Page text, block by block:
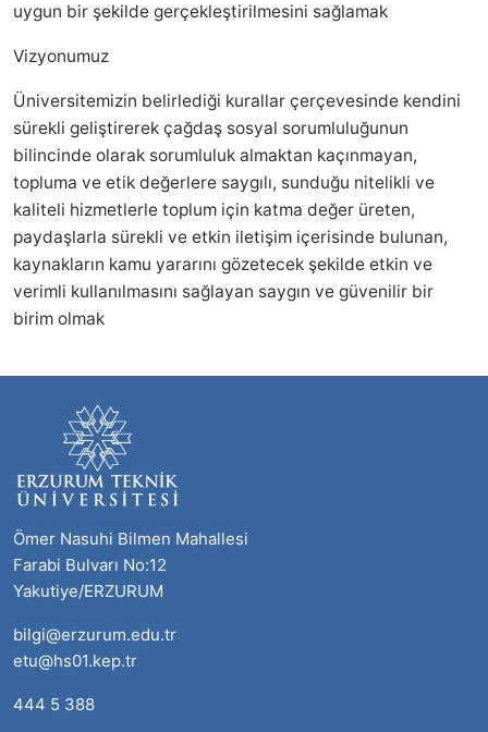
uygun bir şekilde gerçekleştirilmesini sağlamak
Vizyonumuz
Üniversitemizin belirlediği kurallar çerçevesinde kendini
sürekli geliştirerek çağdaş sosyal sorumluluğunun
bilincinde olarak sorumluluk almaktan kaçınmayan,
topluma ve etik değerlere saygılı, sunduğu nitelikli ve
kaliteli hizmetlerle toplum için katma değer üreten,
paydaşlarla sürekli ve etkin iletişim içerisinde bulunan,
kaynakların kamu yararını gözetecek şekilde etkin ve
verimli kullanılmasını sağlayan saygın ve güvenilir bir
birim olmak
Ömer Nasuhi Bilmen Mahallesi
Farabi Bulvarı No:12
Yakutiye/ERZURUM
bilgi@erzurum.edu.tr
etu@hs01.kep.tr
444 5 388